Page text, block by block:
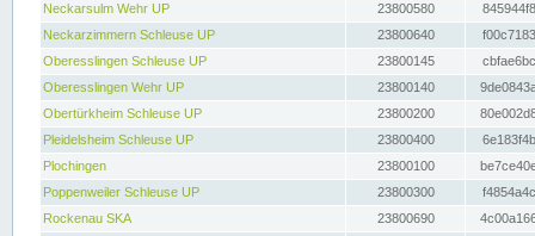
Neckarsulm Wehr UP
23800580
Neckarzimmern Schleuse UP
23800640
Oberesslingen Schleuse UP
23800145
Oberesslingen Wehr UP
23800140
Obertürkheim Schleuse UP
23800200
Pleidelsheim Schleuse UP
23800400
Plochingen
23800100
Poppenweiler Schleuse UP
23800300
Rockenau SKA
23800690